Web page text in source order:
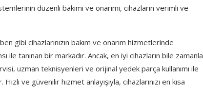
düzenli bakımı ve onarımı, cihazların verimli ve
gibi cihazlarınızın bakım ve onarım hizmetlerinde
ile tanınan bir markadır. Ancak, en iyi cihazların bile zamanla
uzman teknisyenleri ve orijinal yedek parça kullanımı ile
ve güvenilir hizmet anlayışıyla, cihazlarınızı en kısa